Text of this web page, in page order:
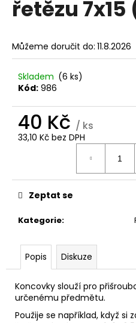
řetězu
Můžeme doručit do: 11.8.2026
Skladem (6 ks)
Kód: 986
40 Kč / ks
33,10 Kč bez DPH
Kategorie:
Zeptat se
Popis Diskuze
Koncovky slouží pro
určenému předmětu.
Použije se například, když si
a
í
t
?
D
p
č
u
j
e